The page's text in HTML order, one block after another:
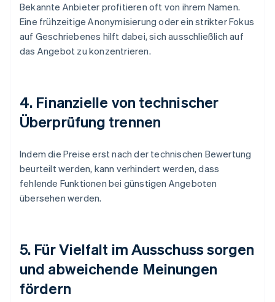
Bekannte Anbieter profitieren oft von ihrem Namen.
Eine frühzeitige Anonymisierung oder ein strikter Fokus
auf Geschriebenes hilft dabei, sich ausschließlich auf
das Angebot zu konzentrieren.
4. Finanzielle von technischer
Überprüfung trennen
Indem die Preise erst nach der technischen Bewertung
beurteilt werden, kann verhindert werden, dass
fehlende Funktionen bei günstigen Angeboten
übersehen werden.
5. Für Vielfalt im Ausschuss sorgen
und abweichende Meinungen
fördern